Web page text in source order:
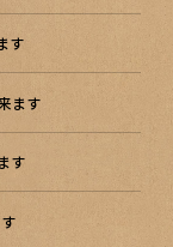
す
ます
す